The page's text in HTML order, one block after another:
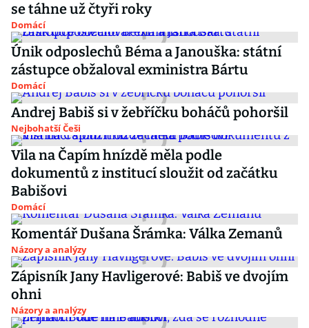
se táhne už čtyři roky
Domácí
Únik odposlechů Béma a Janouška: státní
zástupce obžaloval exministra Bártu
Domácí
Andrej Babiš si v žebříčku boháčů pohoršil
Nejbohatší Češi
Vila na Čapím hnízdě měla podle
dokumentů z institucí sloužit od začátku
Babišovi
Domácí
Komentář Dušana Šrámka: Válka Zemanů
Názory a analýzy
Zápisník Jany Havligerové: Babiš ve dvojím
ohni
Názory a analýzy